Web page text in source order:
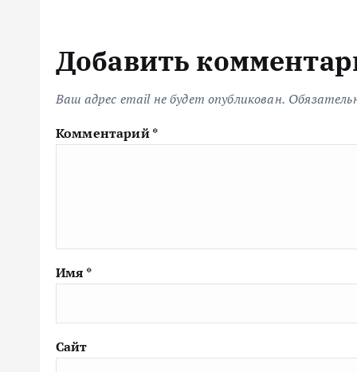
Добавить
Ваш адрес email не будет опубликован.
Комментарий*
Имя *
Сайт